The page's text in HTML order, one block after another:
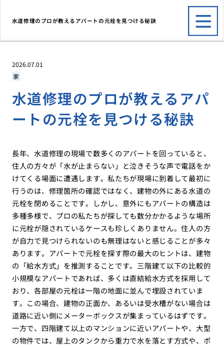
水道修理のプロが教えるアパートの元栓を見つける秘訣
2026.07.01
家
水道修理のプロが教えるアパ
ートの元栓を見つける秘訣
長年、水道修理の現場で数多くのアパートを回っていると、
住人の方々が「水が止まらない」と泣きそうな声で電話をか
けてくる場面に遭遇します。私たちが現場に到着して最初に
行うのは、修理箇所の確認ではなく、建物の外にある水道の
元栓を閉めることです。しかし、意外にもアパートの構造は
多種多様で、プロの私たちが探しても数分かかるような場所
に元栓が隠されているケースも珍しくありません。住人の方
が自力で見つけられないのも無理はないと感じることが多々
あります。アパートで元栓を探す際の最大のヒントは、建物
の「給水方式」を推測することです。三階建て以下の比較的
小規模なアパートであれば、多くは直結給水方式を採用して
おり、各部屋の元栓は一階の地面に並んで埋設されていま
す。この場合、建物の正面か、あるいは受水槽がない場合は
道路に近い側にメーターボックスが集まっているはずです。
一方で、四階建て以上のマンションに近いアパートや、大型
の物件では、屋上のタンクから重力で水を落とす方式や、ポ